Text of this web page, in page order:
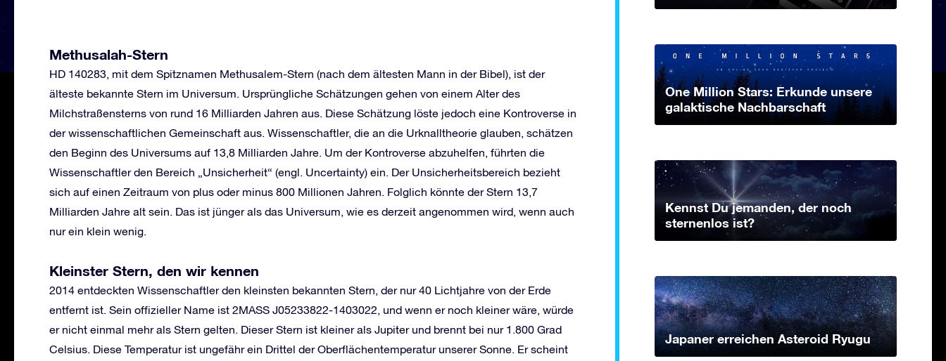
Methusalah-Stern
HD 140283, mit dem Spitznamen Methusalem-Stern (nach dem ältesten Mann in der Bibel), ist der
älteste bekannte Stern im Universum. Ursprüngliche Schätzungen gehen von einem Alter des
Milchstraßensterns von rund 16 Milliarden Jahren aus. Diese Schätzung löste jedoch eine Kontroverse in
der wissenschaftlichen Gemeinschaft aus. Wissenschaftler, die an die Urknalltheorie glauben, schätzen
den Beginn des Universums auf 13,8 Milliarden Jahre. Um der Kontroverse abzuhelfen, führten die
Wissenschaftler den Bereich „Unsicherheit“ (engl. Uncertainty) ein. Der Unsicherheitsbereich bezieht
sich auf einen Zeitraum von plus oder minus 800 Millionen Jahren. Folglich könnte der Stern 13,7
Milliarden Jahre alt sein. Das ist jünger als das Universum, wie es derzeit angenommen wird, wenn auch
nur ein klein wenig.
Kleinster Stern, den wir kennen
2014 entdeckten Wissenschaftler den kleinsten bekannten Stern, der nur 40 Lichtjahre von der Erde
entfernt ist. Sein offizieller Name ist 2MASS J05233822-1403022, und wenn er noch kleiner wäre, würde
er nicht einmal mehr als Stern gelten. Dieser Stern ist kleiner als Jupiter und brennt bei nur 1.800 Grad
Celsius. Diese Temperatur ist ungefähr ein Drittel der Oberflächentemperatur unserer Sonne. Er scheint
One Million Stars: Erkunde unsere
galaktische Nachbarschaft
Kennst Du jemanden, der noch
sternenlos ist?
Japaner erreichen Asteroid Ryugu